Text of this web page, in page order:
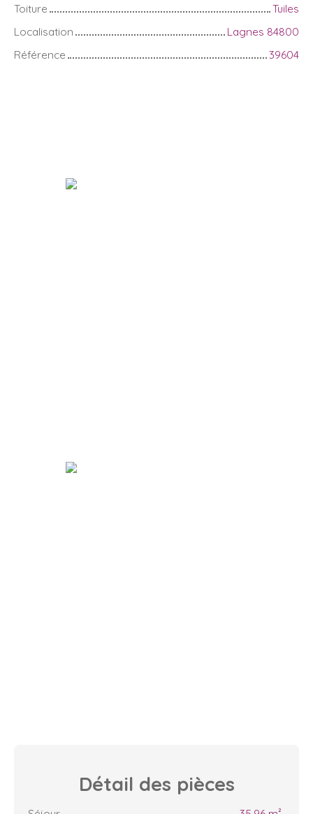
Toiture
Tuiles
Localisation
Lagnes 84800
Référence
39604
Détail des pièces